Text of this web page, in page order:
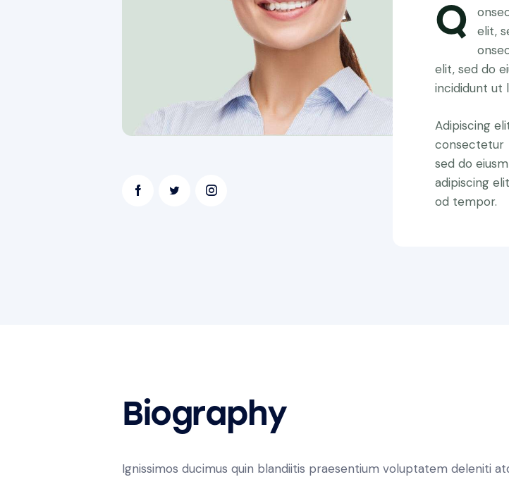
Q
elit,
elit, sed do
incididunt ut
Adipiscing
sed do
adipiscing
od tempor.
Biography
Ignissimos ducimus quin blandiitis praesentium voluptatem deleniti